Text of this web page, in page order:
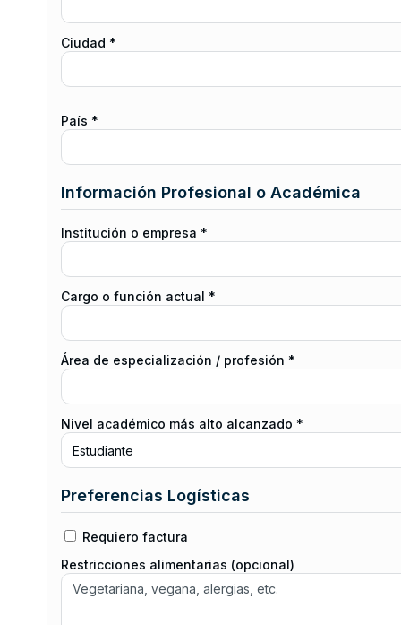
Ciudad *
País *
Información Profesional o Académica
Institución o empresa *
Cargo o función actual *
Área de especialización / profesión *
Nivel académico más alto alcanzado *
Preferencias Logísticas
Requiero factura
Restricciones alimentarias (opcional)